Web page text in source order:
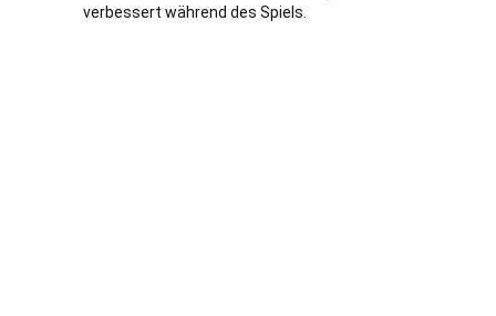
verbessert während des Spiels.